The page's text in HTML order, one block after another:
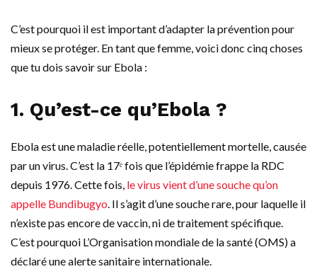
C’est pourquoi il est important d’adapter la prévention pour
mieux se protéger. En tant que femme, voici donc cinq choses
que tu dois savoir sur Ebola :
1. Qu’est-ce qu’Ebola ?
Ebola est une maladie réelle, potentiellement mortelle, causée
par un virus. C’est la 17ᵉ fois que l’épidémie frappe la RDC
depuis 1976. Cette fois, le virus vient d’une souche qu’on
appelle Bundibugyo. Il s’agit d’une souche rare, pour laquelle il
n’existe pas encore de vaccin, ni de traitement spécifique.
C’est pourquoi L’Organisation mondiale de la santé (OMS) a
déclaré une alerte sanitaire internationale.